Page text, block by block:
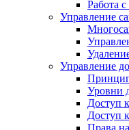
Работа
Управление
Управление
Уровни
Доступ
Доступ
Права